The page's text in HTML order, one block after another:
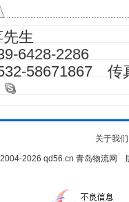
生
6428-2286
58671867 传
关于我们
2026 qd56.cn 青岛物流网